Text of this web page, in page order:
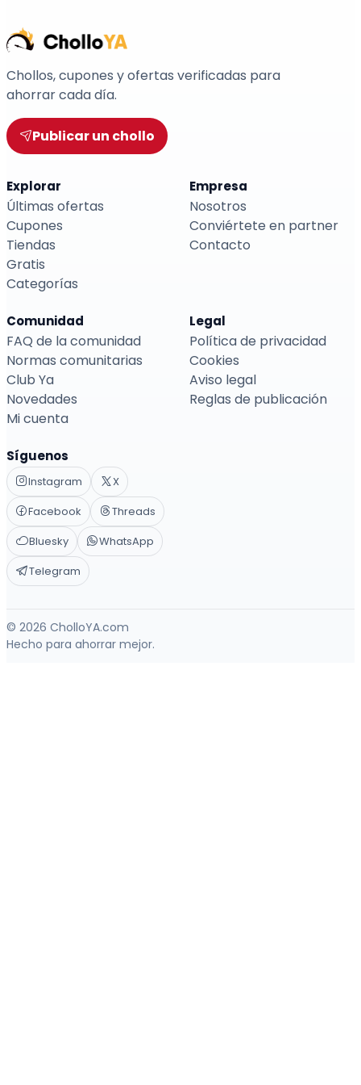
Chollos, cupones y ofertas verificadas para
ahorrar cada día.
Publicar un chollo
Explorar
Últimas ofertas
Cupones
Tiendas
Gratis
Categorías
Empresa
Nosotros
Conviértete en partner
Contacto
Comunidad
FAQ de la comunidad
Normas comunitarias
Club Ya
Novedades
Mi cuenta
Legal
Política de privacidad
Cookies
Aviso legal
Reglas de publicación
Síguenos
Instagram
X
Facebook
Threads
Bluesky
WhatsApp
Telegram
© 2026 CholloYA.com
Hecho para ahorrar mejor.